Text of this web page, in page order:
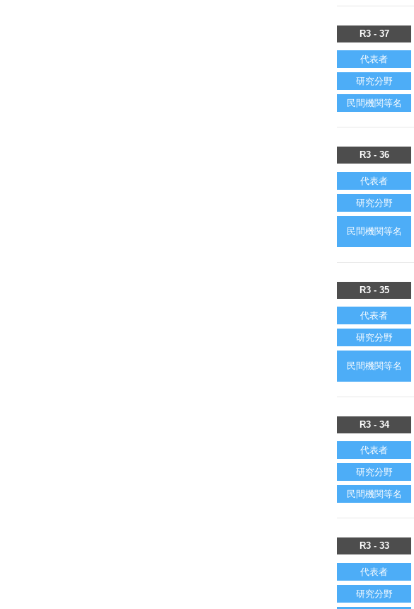
R3 - 37
代表者
研究分野
民間機関等名
R3 - 36
代表者
研究分野
民間機関等名
R3 - 35
代表者
研究分野
民間機関等名
R3 - 34
代表者
研究分野
民間機関等名
R3 - 33
代表者
研究分野